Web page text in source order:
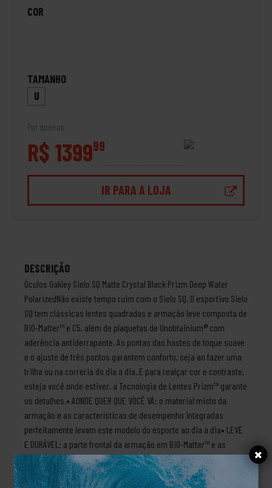
COR
TAMANHO
U
Por apenas
R$ 139999
IR PARA A LOJA
DESCRIÇÃO
Óculos Oakley Sielo SQ Matte Crystal Black Prizm Deep Water
PolarizedNão existe tempo ruim com o Sielo SQ. O esportivo Sielo
SQ tem clássicas lentes quadradas e armação leve composta de
BiO-Matter™ e C5, além de plaquetas de Unobtainium® com
aderência antiderrapante. As pontas das hastes de toque suave
e o ajuste de três pontos garantem conforto, seja ao fazer uma
trilha ou na correria do dia a dia. E para realçar cor e contraste,
esteja você onde estiver, a Tecnologia de Lentes Prizm™ garante
os detalhes.• AONDE QUER QUE VOCÊ VÁ: o material misto da
armação e as características de desempenho integradas
perfeitamente levam este modelo do esporte ao dia a dia• LEVE
E DURÁVEL: a parte frontal da armação em BiO-Matter™ e as
hastes de metal C-5 ultraleves garantem durabilidade e conforto
o dia todo. O BiO-Matter é feito de biomateriais com pelo menos